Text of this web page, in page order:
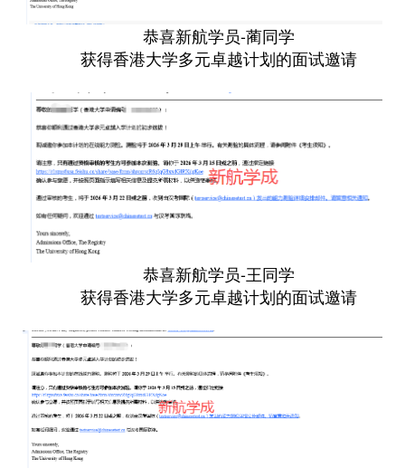
恭喜新航学员-蔺同学
获得香港大学多元卓越计划的面试邀请
恭喜新航学员-王同学
获得香港大学多元卓越计划的面试邀请